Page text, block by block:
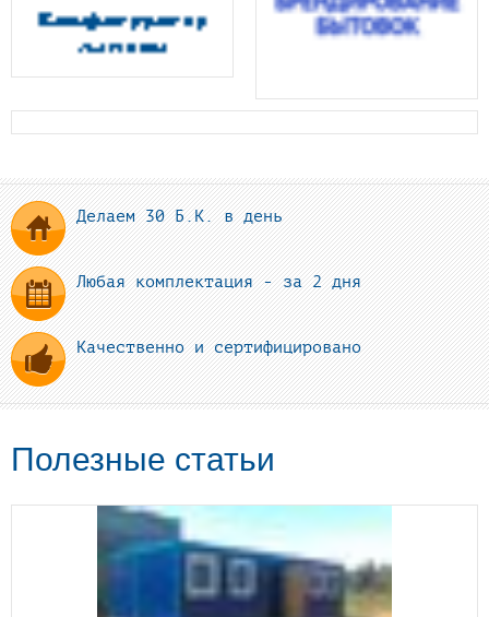
Делаем 30 Б.К. в день
Любая комплектация - за 2 дня
Качественно и сертифицировано
Полезные статьи